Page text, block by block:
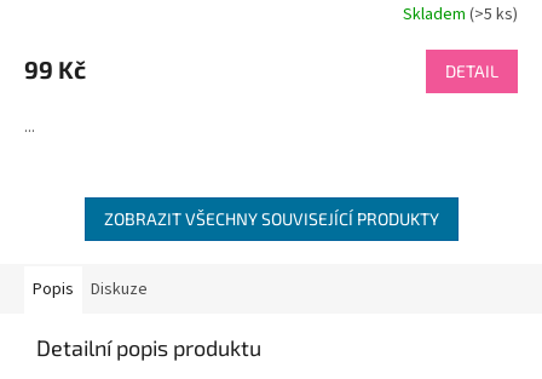
Skladem (>5 ks)
99 Kč DETAIL
...
ZOBRAZIT VŠECHNY SOUVISEJÍCÍ PRODUKTY
Popis Diskuze
Detailní popis produktu